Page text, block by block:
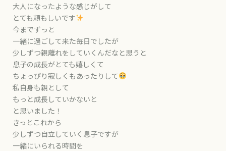
大人になったような感じがして
とても頼もしいです
今までずっと
一緒に過ごして来た毎日でしたが
少しずつ親離れをしていくんだなと思うと
息子の成長がとても嬉しくて
ちょっぴり寂しくもあったりして
私自身も親として
もっと成長していかないと
と思いました！
きっとこれから
少しずつ自立していく息子ですが
一緒にいられる時間を